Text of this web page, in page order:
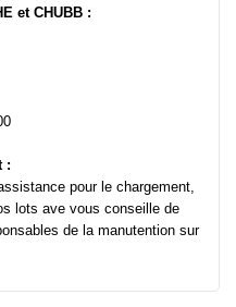
et CHUBB :
:
pour le chargement,
lots ave vous conseille de
de la manutention sur